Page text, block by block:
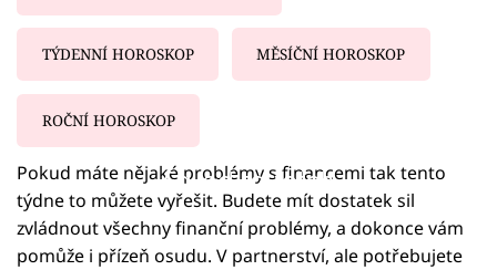
TÝDENNÍ HOROSKOP MĚSÍČNÍ HOROSKOP
ROČNÍ HOROSKOP
Failed to fetch
Pokud máte nějaké problémy s financemi tak tento
týdne to můžete vyřešit. Budete mít dostatek sil
zvládnout všechny finanční problémy, a dokonce vám
pomůže i přízeň osudu. V partnerství, ale potřebujete